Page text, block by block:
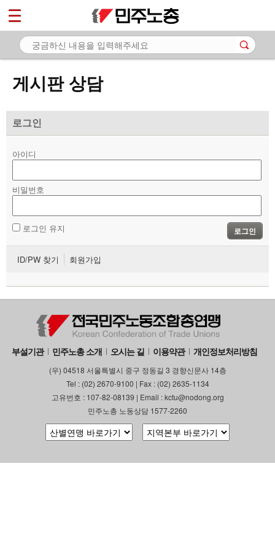
게시판 상담
로그인
아이디
비밀번호
로그인 유지 로그인
ID/PW 찾기 회원가입
부설기관 민주노총 소개 오시는 길 이용약관 개인정보처리방침
(우) 04518 서울특별시 중구 정동길 3 경향신문사 14층
Tel : (02) 2670-9100 | Fax : (02) 2635-1134
고유번호 : 107-82-08139 | Email : kctu@nodong.org
민주노총 노동상담 1577-2260
마이페이지
소개
노동상담
- 게시판 상담
- 바로보기
- 찾아보기
- 전국 노동상담소 안내
자료
부설기관